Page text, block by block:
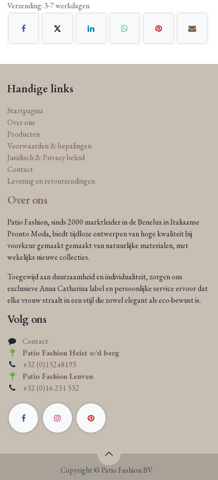
Verzending: 3-7 werkdagen
Handige links
Startpagina
Over ons
Producten
Voorwaarden & bepalingen
Juridisch & Privacy beleid
Contact
Levering en retourzendingen
Over ons
Patio Fashion, sinds 2000 marktleider in de Benelux in Italiaanse
Pronto Moda, biedt tijdloze ontwerpen van hoge kwaliteit bij
voorkeur gemaakt gemaakt van natuurlijke materialen, met
wekelijks nieuwe collecties.
Toegewijd aan duurzaamheid en individualiteit, zorgen ons
exclusieve Anna Catharina label en persoonlijke service ervoor dat
elke vrouw straalt in een stijl die zowel elegant als eco-bewust is.
Volg ons
Contact
Patio Fashion Heist o/d berg
+32 (0)15248193
Patio Fashion Leuven
+32 (0)16 231 532
Copyright © Patio Fashion BV